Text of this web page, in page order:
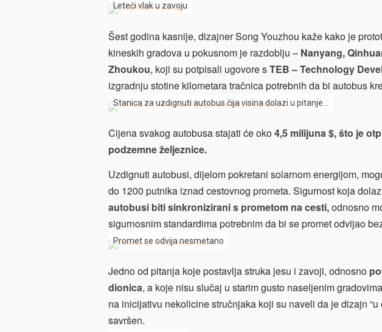
Leteći vlak u zavoju
Šest godina kasnije, dizajner Song Youzhou kaže kako je
kineskih gradova u pokusnom je razdoblju – Nanyang,
Zhoukou, koji su potpisali ugovore sTEB – Technology
izgradnju stotine kilometara tračnica potrebnih da bi autobus
Stanica za uzdignuti autobus čija visina dolazi u pitanje…
Cijena svakog autobusa stajati će oko4,5 milijuna $, što je
podzemne željeznice.
Uzdignuti autobusi, dijelom pokretani solarnom energijom,
do 1200 putnika iznad cestovnog prometa. Sigurnost koja
autobusi biti sinkronizirani s prometom na cesti,odnosno
sigurnosnim standardima potrebnim da bi se promet odvijao
Promet se odvija nesmetano
Jedno od pitanja koje postavlja struka jesu i zavoji, odnosno
dionica, a koje nisu slučaj u starim gusto naseljenim
na inicijativu nekolicine stručnjaka koji su naveli da je dizajn
savršen.